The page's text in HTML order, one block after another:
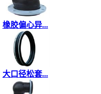
橡胶偏心异...
大口径松套...